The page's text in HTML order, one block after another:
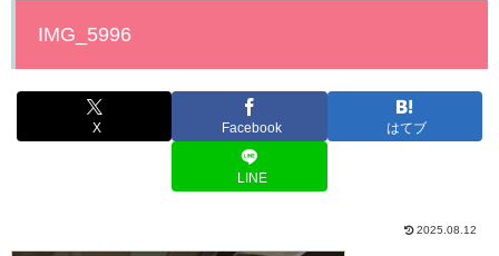
IMG_5996
X Facebook はてブ
LINE
2025.08.12